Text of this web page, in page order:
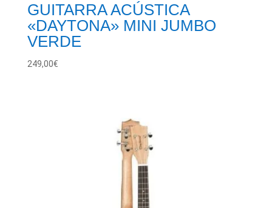
GUITARRA ACÚSTICA
«DAYTONA» MINI JUMBO
VERDE
249,00€